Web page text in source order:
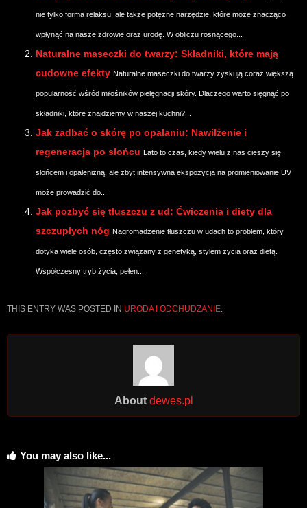
nie tylko forma relaksu, ale także potężne narzędzie, które może znacząco
wpłynąć na nasze zdrowie oraz urodę. W obliczu rosnącego...
Naturalne maseczki do twarzy: Składniki, które mają
cudowne efekty Naturalne maseczki do twarzy zyskują coraz większą
popularność wśród miłośników pielęgnacji skóry. Dlaczego warto sięgnąć po
składniki, które znajdziemy w naszej kuchni?...
Jak zadbać o skórę po opalaniu: Nawilżenie i
regeneracja po słońcu Lato to czas, kiedy wielu z nas cieszy się
słońcem i opalenizną, ale zbyt intensywna ekspozycja na promieniowanie UV
może prowadzić do...
Jak pozbyć się tłuszczu z ud: Ćwiczenia i diety dla
szczupłych nóg Nagromadzenie tłuszczu w udach to problem, który
dotyka wiele osób, często związany z genetyką, stylem życia oraz dietą.
Współczesny tryb życia, pełen...
THIS ENTRY WAS POSTED IN URODA I ODCHUDZANIE
About dewes.pl
You may also like...